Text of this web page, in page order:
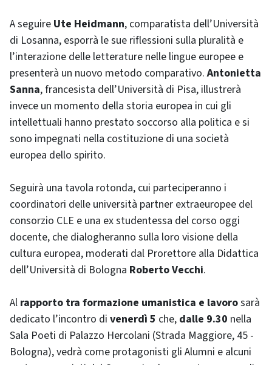
A seguire Ute Heidmann, comparatista dell’Università
di Losanna, esporrà le sue riflessioni sulla pluralità e
l’interazione delle letterature nelle lingue europee e
presenterà un nuovo metodo comparativo.Antonietta
Sanna, francesista dell’Università di Pisa, illustrerà
invece un momento della storia europea in cui gli
intellettuali hanno prestato soccorso alla politica e si
sono impegnati nella costituzione di una società
europea dello spirito.
Seguirà una tavola rotonda, cui parteciperanno i
coordinatori delle università partner extraeuropee del
consorzio CLE e una ex studentessa del corso oggi
docente, che dialogheranno sulla loro visione della
cultura europea, moderati dal Prorettore alla Didattica
dell’Università di Bologna Roberto Vecchi.
Al rapporto tra formazione umanistica e lavorosarà
dedicato l’incontro di venerdì 5 che, dalle 9.30 nella
Sala Poeti di Palazzo Hercolani (Strada Maggiore, 45 -
Bologna), vedrà come protagonisti gli Alumni e alcuni